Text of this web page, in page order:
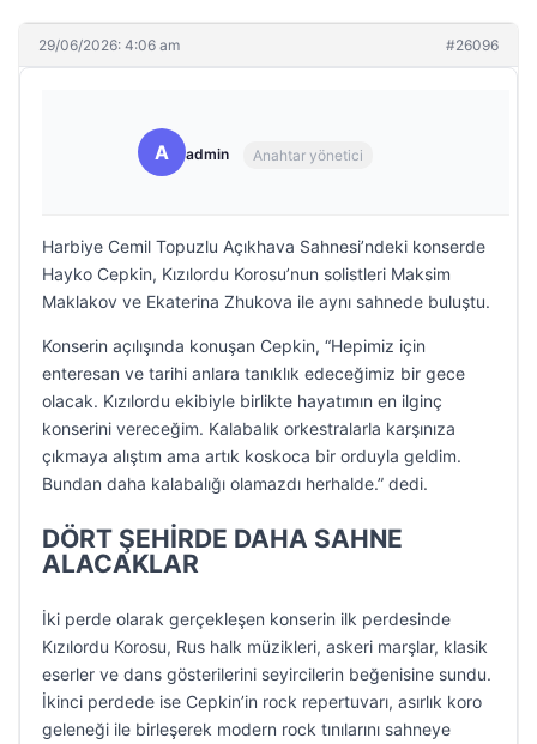
29/06/2026: 4:06 am #26096
A admin Anahtar yönetici
Harbiye Cemil Topuzlu Açıkhava Sahnesi’ndeki konserde
Hayko Cepkin, Kızılordu Korosu’nun solistleri Maksim
Maklakov ve Ekaterina Zhukova ile aynı sahnede buluştu.
Konserin açılışında konuşan Cepkin, “Hepimiz için
enteresan ve tarihi anlara tanıklık edeceğimiz bir gece
olacak. Kızılordu ekibiyle birlikte hayatımın en ilginç
konserini vereceğim. Kalabalık orkestralarla karşınıza
çıkmaya alıştım ama artık koskoca bir orduyla geldim.
Bundan daha kalabalığı olamazdı herhalde.” dedi.
DÖRT ŞEHİRDE DAHA SAHNE
ALACAKLAR
İki perde olarak gerçekleşen konserin ilk perdesinde
Kızılordu Korosu, Rus halk müzikleri, askeri marşlar, klasik
eserler ve dans gösterilerini seyircilerin beğenisine sundu.
İkinci perdede ise Cepkin’in rock repertuvarı, asırlık koro
geleneği ile birleşerek modern rock tınılarını sahneye